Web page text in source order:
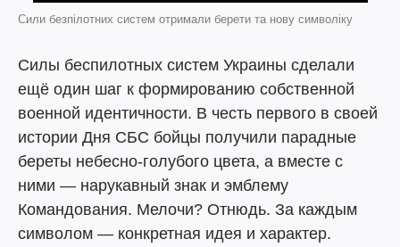
Сили безпілотних систем отримали берети та нову символіку
Силы беспилотных систем Украины сделали
ещё один шаг к формированию собственной
военной идентичности. В честь первого в своей
истории Дня СБС бойцы получили парадные
береты небесно-голубого цвета, а вместе с
ними — нарукавный знак и эмблему
Командования. Мелочи? Отнюдь. За каждым
символом — конкретная идея и характер.